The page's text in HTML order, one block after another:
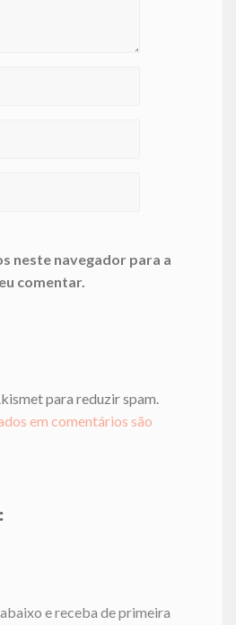
neste navegador para a
comentar.
para reduzir spam.
em comentários são
e receba de primeira